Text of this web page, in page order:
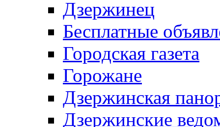
Дзержинец
Бесплатные
Городская газета
Горожане
Дзержинская
Дзержинские